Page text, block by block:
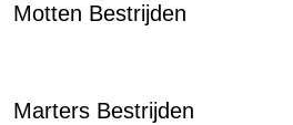
Motten Bestrijden
Marters Bestrijden